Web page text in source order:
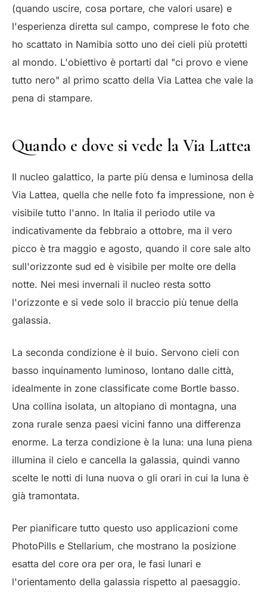
(quando uscire, cosa portare, che valori usare) e
l'esperienza diretta sul campo, comprese le foto che
ho scattato in Namibia sotto uno dei cieli più protetti
al mondo. L'obiettivo è portarti dal "ci provo e viene
tutto nero" al primo scatto della Via Lattea che vale la
pena di stampare.
Quando e dove si vede la Via Lattea
Il nucleo galattico, la parte più densa e luminosa della
Via Lattea, quella che nelle foto fa impressione, non è
visibile tutto l'anno. In Italia il periodo utile va
indicativamente da febbraio a ottobre, ma il vero
picco è tra maggio e agosto, quando il core sale alto
sull'orizzonte sud ed è visibile per molte ore della
notte. Nei mesi invernali il nucleo resta sotto
l'orizzonte e si vede solo il braccio più tenue della
galassia.
La seconda condizione è il buio. Servono cieli con
basso inquinamento luminoso, lontano dalle città,
idealmente in zone classificate come Bortle basso.
Una collina isolata, un altopiano di montagna, una
zona rurale senza paesi vicini fanno una differenza
enorme. La terza condizione è la luna: una luna piena
illumina il cielo e cancella la galassia, quindi vanno
scelte le notti di luna nuova o gli orari in cui la luna è
già tramontata.
Per pianificare tutto questo uso applicazioni come
PhotoPills e Stellarium, che mostrano la posizione
esatta del core ora per ora, le fasi lunari e
l'orientamento della galassia rispetto al paesaggio.